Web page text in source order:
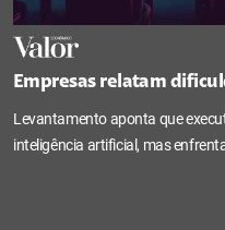
Empresas relatam
Levantamento aponta que
inteligência artificial, mas